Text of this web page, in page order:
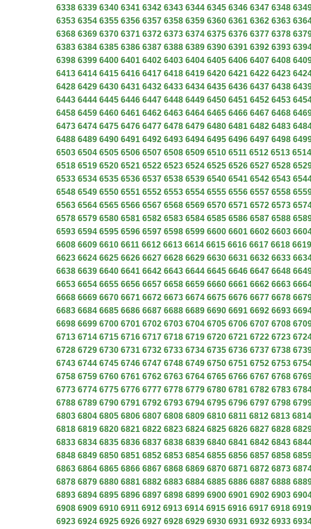
6338 6339 6340 6341 6342 6343 6344 6345 6346 6347 6348
6353 6354 6355 6356 6357 6358 6359 6360 6361 6362 6363
6368 6369 6370 6371 6372 6373 6374 6375 6376 6377 6378
6383 6384 6385 6386 6387 6388 6389 6390 6391 6392 6393
6398 6399 6400 6401 6402 6403 6404 6405 6406 6407 6408
6413 6414 6415 6416 6417 6418 6419 6420 6421 6422 6423
6428 6429 6430 6431 6432 6433 6434 6435 6436 6437 6438
6443 6444 6445 6446 6447 6448 6449 6450 6451 6452 6453
6458 6459 6460 6461 6462 6463 6464 6465 6466 6467 6468
6473 6474 6475 6476 6477 6478 6479 6480 6481 6482 6483
6488 6489 6490 6491 6492 6493 6494 6495 6496 6497 6498
6503 6504 6505 6506 6507 6508 6509 6510 6511 6512 6513 6514
6518 6519 6520 6521 6522 6523 6524 6525 6526 6527 6528
6533 6534 6535 6536 6537 6538 6539 6540 6541 6542 6543
6548 6549 6550 6551 6552 6553 6554 6555 6556 6557 6558
6563 6564 6565 6566 6567 6568 6569 6570 6571 6572 6573
6578 6579 6580 6581 6582 6583 6584 6585 6586 6587 6588
6593 6594 6595 6596 6597 6598 6599 6600 6601 6602 6603
6608 6609 6610 6611 6612 6613 6614 6615 6616 6617 6618 6619
6623 6624 6625 6626 6627 6628 6629 6630 6631 6632 6633
6638 6639 6640 6641 6642 6643 6644 6645 6646 6647 6648
6653 6654 6655 6656 6657 6658 6659 6660 6661 6662 6663
6668 6669 6670 6671 6672 6673 6674 6675 6676 6677 6678
6683 6684 6685 6686 6687 6688 6689 6690 6691 6692 6693
6698 6699 6700 6701 6702 6703 6704 6705 6706 6707 6708
6713 6714 6715 6716 6717 6718 6719 6720 6721 6722 6723
6728 6729 6730 6731 6732 6733 6734 6735 6736 6737 6738
6743 6744 6745 6746 6747 6748 6749 6750 6751 6752 6753
6758 6759 6760 6761 6762 6763 6764 6765 6766 6767 6768
6773 6774 6775 6776 6777 6778 6779 6780 6781 6782 6783
6788 6789 6790 6791 6792 6793 6794 6795 6796 6797 6798
6803 6804 6805 6806 6807 6808 6809 6810 6811 6812 6813 6814
6818 6819 6820 6821 6822 6823 6824 6825 6826 6827 6828
6833 6834 6835 6836 6837 6838 6839 6840 6841 6842 6843
6848 6849 6850 6851 6852 6853 6854 6855 6856 6857 6858
6863 6864 6865 6866 6867 6868 6869 6870 6871 6872 6873
6878 6879 6880 6881 6882 6883 6884 6885 6886 6887 6888
6893 6894 6895 6896 6897 6898 6899 6900 6901 6902 6903
6908 6909 6910 6911 6912 6913 6914 6915 6916 6917 6918 6919
6923 6924 6925 6926 6927 6928 6929 6930 6931 6932 6933